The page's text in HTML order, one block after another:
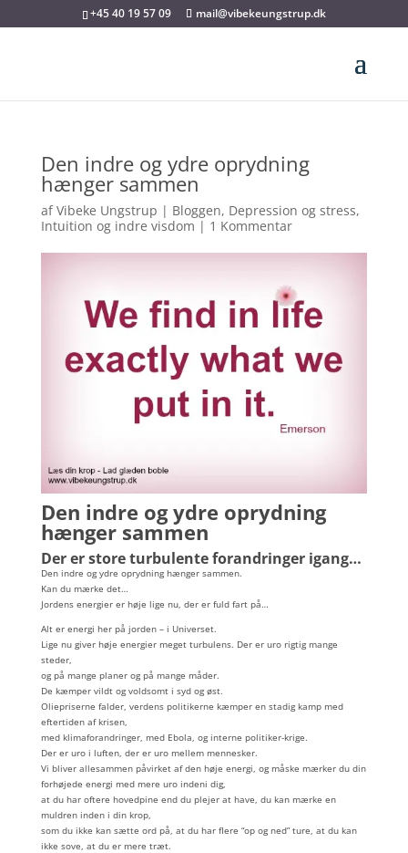
+45 40 19 57 09 mail@vibekeungstrup.dk
Den indre og ydre oprydning
hænger sammen
afVibeke Ungstrup | Bloggen, Depression og stress,
Intuition og indre visdom | 1 Kommentar
Den indre og ydre oprydning
hænger sammen
Der er store turbulente forandringer igang…
Den indre og ydre oprydning hænger sammen.
Kan du mærke det…
Jordens energier er høje lige nu, der er fuld fart på…
Alt er energi her på jorden – i Universet.
Lige nu giver høje energier meget turbulens. Der er uro rigtig mange
steder,
og på mange planer og på mange måder.
De kæmper vildt og voldsomt i syd og øst.
Oliepriserne falder, verdens politikerne kæmper en stadig kamp med
eftertiden af krisen,
med klimaforandringer, med Ebola, og interne politiker-krige.
Der er uro i luften, der er uro mellem mennesker.
Vi bliver allesammen påvirket af den høje energi, og måske mærker du din
forhøjede energi med mere uro indeni dig,
at du har oftere hovedpine end du plejer at have, du kan mærke en
muldren inden i din krop,
som du ikke kan sætte ord på, at du har flere “op og ned” ture, at du kan
ikke sove, at du er mere træt.